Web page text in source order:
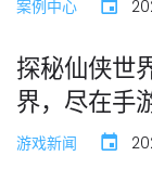
案例中心
探秘仙侠世
界，尽在手
游戏新闻